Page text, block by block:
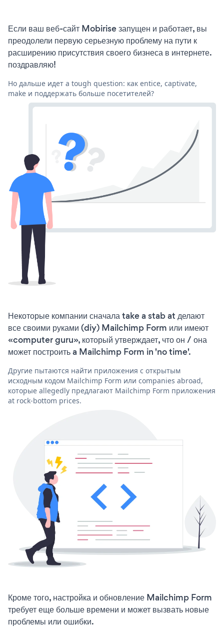
Если ваш веб-сайт Mobirise запущен и работает, вы
преодолели первую серьезную проблему на пути к
расширению присутствия своего бизнеса в интернете.
поздравляю!
Но дальше идет a tough question: как entice, captivate,
make и поддержать больше посетителей?
Некоторые компании сначала take a stab at делают
все своими руками (diy) Mailchimp Form или имеют
«computer guru», который утверждает, что он / она
может построить a Mailchimp Form in 'no time'.
Другие пытаются найти приложения с открытым
исходным кодом Mailchimp Form или companies abroad,
которые allegedly предлагают Mailchimp Form приложения
at rock-bottom prices.
Кроме того, настройка и обновление Mailchimp Form
требует еще больше времени и может вызвать новые
проблемы или ошибки.